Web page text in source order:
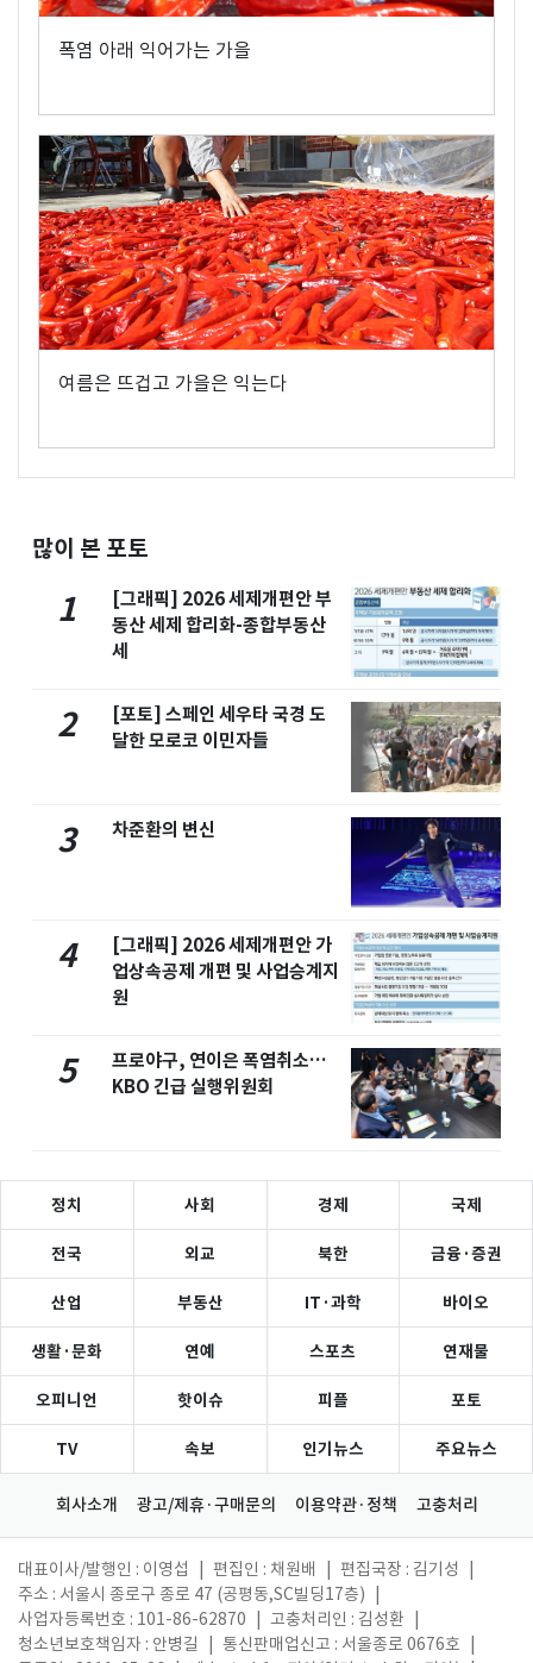
폭염 아래 익어가는 가을
여름은 뜨겁고 가을은 익는다
많이 본 포토
1
[그래픽] 2026 세제개편안 부
동산 세제 합리화-종합부동산
세
2
[포토] 스페인 세우타 국경 도
달한 모로코 이민자들
3 차준환의 변신
4
[그래픽] 2026 세제개편안 가
업상속공제 개편 및 사업승계지
원
5
프로야구, 연이은 폭염취소…
KBO 긴급 실행위원회
정치 사회 경제 국제
전국 외교 북한 금융·증권
산업 부동산 IT·과학 바이오
생활·문화 연예 스포츠 연재물
오피니언 핫이슈 피플 포토
TV 속보 인기뉴스 주요뉴스
회사소개 광고/제휴·구매문의 이용약관·정책 고충처리
대표이사/발행인 : 이영섭 편집인 : 채원배 편집국장 : 김기성
주소 : 서울시 종로구 종로 47 (공평동,SC빌딩17층)
사업자등록번호 : 101-86-62870
고충처리인 : 김성환
청소년보호책임자 : 안병길
통신판매업신고 : 서울종로 0676호